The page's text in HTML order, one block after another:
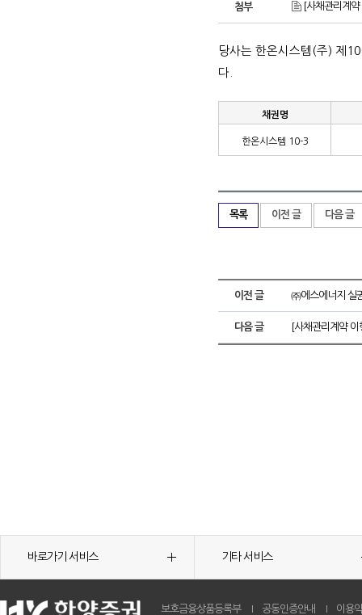
첨부 [사채관리계
당사는 한온시스템 (주) 제
다
채권명
한온시스템 10-3
목록 이전 글 다음 글
이전 글 ㈜에스에너지 실
다음 글 [사채관리계약
바로가기 서비스 기타 서비스
보호금융상품등록부 공동인증안내 이용